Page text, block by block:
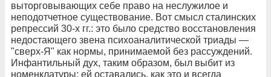
выторговывающих себе право на неслужилое и
неподотчетное существование. Вот смысл сталинских
репрессий 30-х гг.: это было средство восстановления
недостающего звена психоаналитической триады —
"сверх-Я" как нормы, принимаемой без рассуждений.
Инфантильный дух, таким образом, был выбит из
номенклатуры; ей оставались, как это и всегда